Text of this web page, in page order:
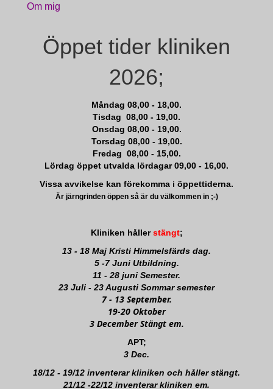
Om mig
Öppet tider kliniken
2026;
Måndag 08,00 - 18,00.
Tisdag 08,00 - 19,00.
Onsdag 08,00 - 19,00.
Torsdag 08,00 - 19,00.
Fredag 08,00 - 15,00.
Lördag öppet utvalda lördagar 09,00 - 16,00.
Vissa avvikelse kan förekomma i öppettiderna.
Är järngrinden öppen så är du välkommen in ;-)
Kliniken hållerstängt;
13 - 18 Maj Kristi Himmelsfärds dag.
5 -7 Juni Utbildning.
11 - 28 juni Semester.
23 Juli - 23 Augusti Sommar semester
7 - 13 September.
19-20 Oktober
3 December Stängt em.
APT;
3 Dec.
18/12 - 19/12 inventerar kliniken och håller stängt.
21/12 -22/12 inventerar kliniken em.